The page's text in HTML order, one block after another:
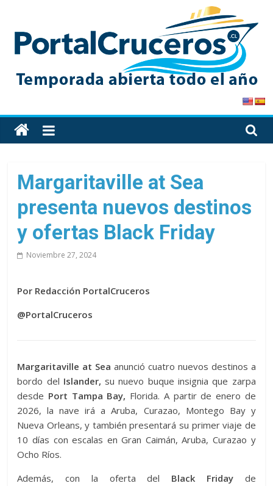
content
PortalCruceros
Toda
la
de
cruceros
en
un
solo
sitio
Margaritaville at Sea
presenta nuevos destinos
y ofertas Black Friday
Noviembre 27, 2024
Por Redacción PortalCruceros
@PortalCruceros
Margaritaville at Sea anunció cuatro nuevos destinos a
bordo del Islander, su nuevo buque insignia que zarpa
desde Port Tampa Bay, Florida. A partir de enero de
2026, la nave irá a Aruba, Curazao, Montego Bay y
Nueva Orleans, y también presentará su primer viaje de
10 días con escalas en Gran Caimán, Aruba, Curazao y
Ocho Ríos.
Además, con la oferta del Black Fridayde